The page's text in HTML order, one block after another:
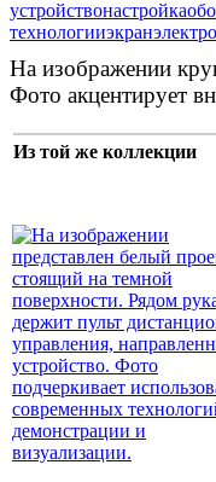
устройствонастройка
технологииэкран
На изображении
Фото акцентирует
Из той же коллекции